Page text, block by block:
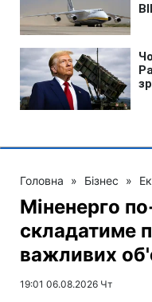
Головна » Бізнес »
Міненерго
складатиме
важливих
19:01 06.08.2026 Чт